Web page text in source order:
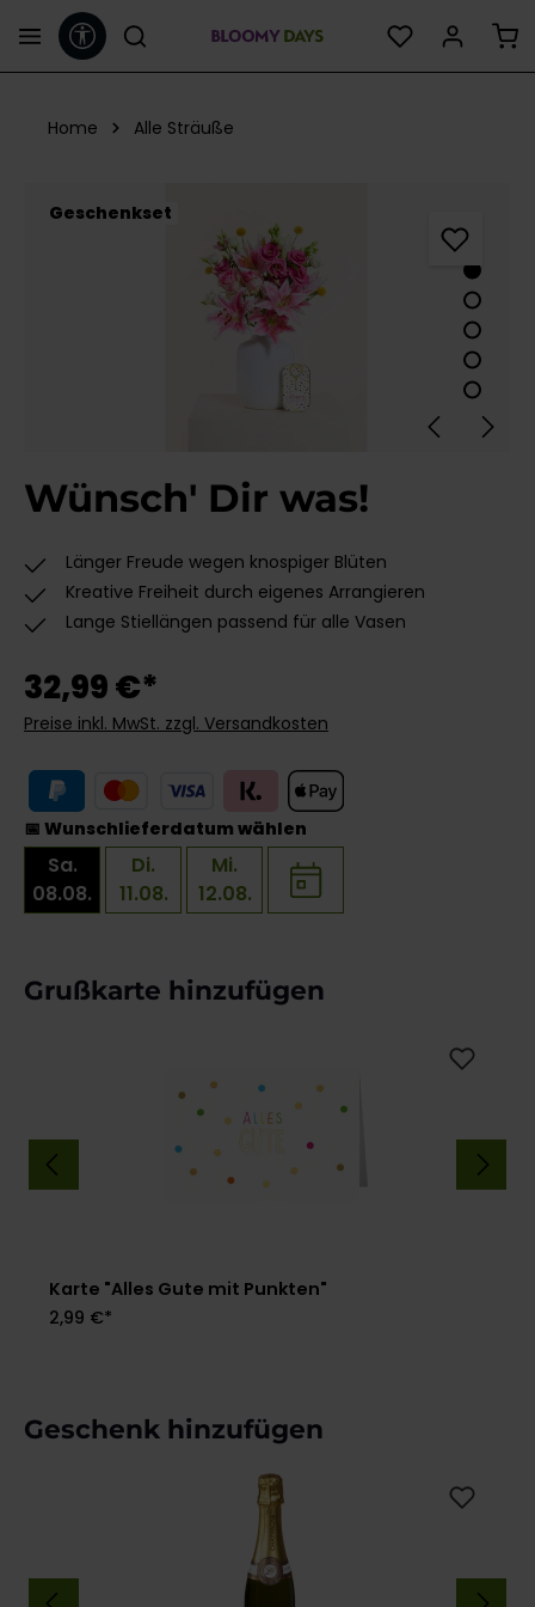
springenWerkzeugleiste anzeigen
Home Alle Sträuße
Geschenkset
Wünsch' Dir was!
Länger Freude wegen knospiger Blüten
Kreative Freiheit durch eigenes Arrangieren
Lange Stiellängen passend für alle Vasen
32,99 €*
Preise inkl. MwSt. zzgl. Versandkosten
📅 Wunschlieferdatum wählen
Sa.
08.08.
Di.
11.08.
Mi.
12.08.
Produktgalerie überspringen
Grußkarte hinzufügen
Karte "Alles Gute mit Punkten"
2,99 €*
Produktgalerie überspringen
Geschenk hinzufügen